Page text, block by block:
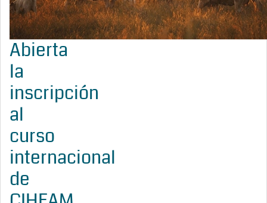
Abierta
la
inscripción
al
curso
internacional
de